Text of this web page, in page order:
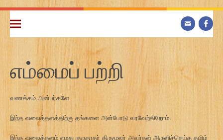
எம்மைப் பற்றி
வணக்கம் அன்பர்களே
இந்த வலைத்தளத்திற்கு தங்களை அன்போடு வரவேற்கிறோம்.
இந்த வலைத்தளம் எமது குருநாதர் திருமூலர் அவர்கள் அருளிச்செய்த தமிழ்